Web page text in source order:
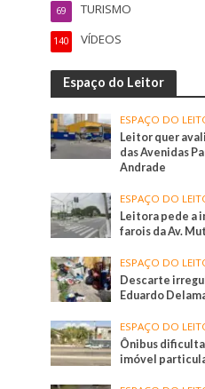
TURISMO
69
VÍDEOS
140
Espaço do Leitor
ESPAÇO DO
Leitor quer
das Avenidas
Andrade
ESPAÇO DO
Leitora pede a
farois da Av.
ESPAÇO DO
Descarte
Eduardo
ESPAÇO DO
Ônibus
imóvel